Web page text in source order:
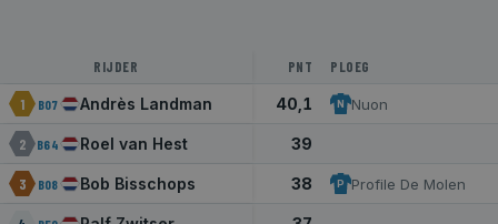
RIJDER PNT PLOEG
1 B07 Andrès Landman 40,1 N Nuon
2 B64 Roel van Hest 39
3 B08 Bob Bisschops 38 P Profile De Molen